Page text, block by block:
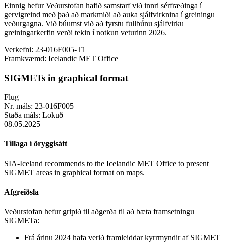
Einnig hefur Veðurstofan hafið samstarf við innri sérfræðinga í
gervigreind með það að markmiði að auka sjálfvirknina í greiningu
veðurgagna. Við búumst við að fyrstu fullbúnu sjálfvirku
greiningarkerfin verði tekin í notkun veturinn 2026.
Verkefni: 23-016F005-T1
Framkvæmd: Icelandic MET Office
SIGMETs in graphical format
Flug
Nr. máls: 23-016F005
Staða máls: Lokuð
08.05.2025
Tillaga í öryggisátt
SIA-Iceland recommends to the Icelandic MET Office to present
SIGMET areas in graphical format on maps.
Afgreiðsla
Veðurstofan hefur gripið til aðgerða til að bæta framsetningu
SIGMETa:
Frá árinu 2024 hafa verið framleiddar kyrrmyndir af SIGMET